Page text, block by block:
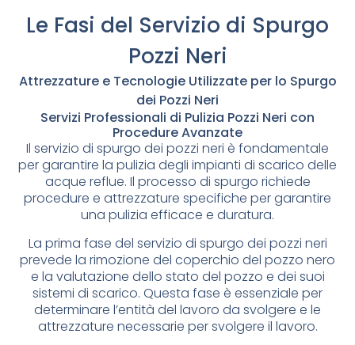
Le Fasi del Servizio di Spurgo
Pozzi Neri
Attrezzature e Tecnologie Utilizzate per lo Spurgo
dei Pozzi Neri
Servizi Professionali di Pulizia Pozzi Neri con
Procedure Avanzate
Il servizio di spurgo dei pozzi neri è fondamentale
per garantire la pulizia degli impianti di scarico delle
acque reflue. Il processo di spurgo richiede
procedure e attrezzature specifiche per garantire
una pulizia efficace e duratura.
La prima fase del servizio di spurgo dei pozzi neri
prevede la rimozione del coperchio del pozzo nero
e la valutazione dello stato del pozzo e dei suoi
sistemi di scarico. Questa fase è essenziale per
determinare l’entità del lavoro da svolgere e le
attrezzature necessarie per svolgere il lavoro.